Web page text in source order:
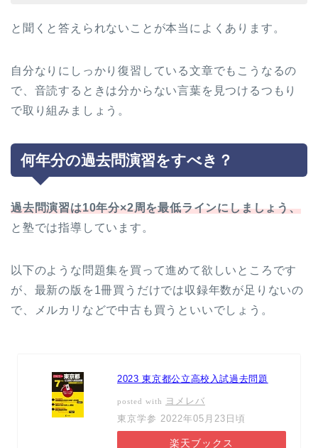
と聞くと答えられないことが本当によくあります。
自分なりにしっかり復習している文章でもこうなるの
で、音読するときは分からない言葉を見つけるつもり
で取り組みましょう。
何年分の過去問演習をすべき？
過去問演習は10年分×2周を最低ラインにしましょう、
と塾では指導しています。
以下のような問題集を買って進めて欲しいところです
が、最新の版を1冊買うだけでは収録年数が足りないの
で、メルカリなどで中古も買うといいでしょう。
2023 東京都公立高校入試過去問題
posted with
ヨメレバ
東京学参 2022年05月23日頃
楽天ブックス